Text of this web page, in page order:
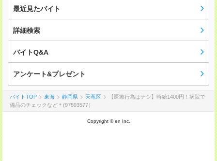
最近見たバイト
詳細検索
バイトQ&A
アンケート&プレゼント
バイトTOP 東海 静岡県 天竜区
【医療行為はナシ】時給1400円！病院で
備品のチェックなど＊(97593577）
Copyright © en Inc.